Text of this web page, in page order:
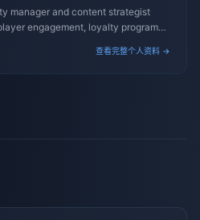
manager and content strategist
engagement, loyalty programs,
查看完整个人资料 →